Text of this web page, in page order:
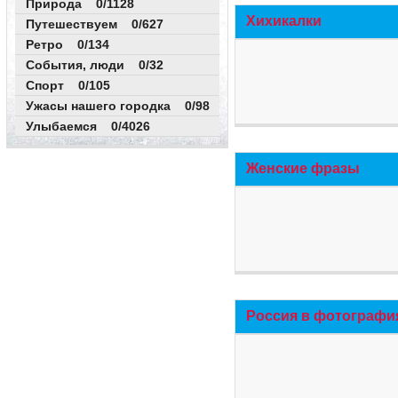
Природа 0/1128
Путешествуем 0/627
Ретро 0/134
События, люди 0/32
Спорт 0/105
Ужасы нашего городка 0/98
Улыбаемся 0/4026
Хихикалки
Женские фразы
Россия в